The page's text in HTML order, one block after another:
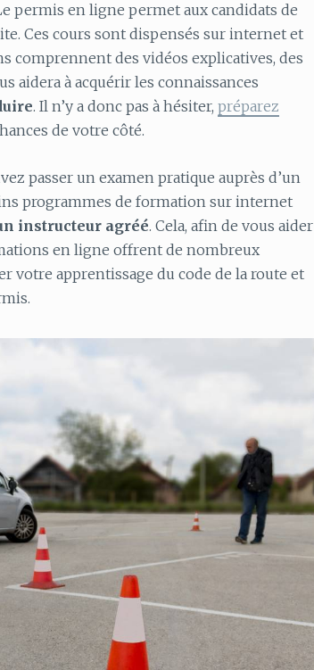
permis en ligne permet aux candidats de
Ces cours sont dispensés sur internet et
comprennent des vidéos explicatives, des
aidera à acquérir les connaissances
. Il n’y a donc pas à hésiter, préparez
de votre côté.
passer un examen pratique auprès d’un
programmes de formation sur internet
instructeur agréé. Cela, afin de vous aider
en ligne offrent de nombreux
votre apprentissage du code de la route et